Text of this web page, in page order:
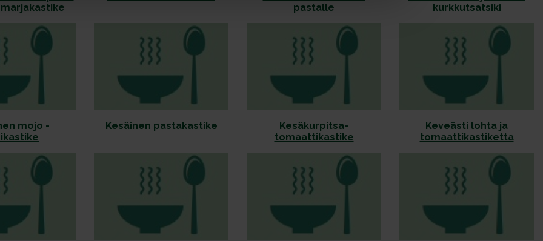
pastalle
kurkkutsatsiki
mojo -
Kesäinen pastakastike
Kesäkurpitsa-
tomaattikastike
Keveästi lohta ja
tomaattikastiketta